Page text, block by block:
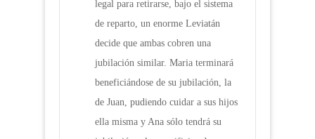
legal para retirarse, bajo el sistema
de reparto, un enorme Leviatán
decide que ambas cobren una
jubilación similar. Maria terminará
beneficiándose de su jubilación, la
de Juan, pudiendo cuidar a sus hijos
ella misma y Ana sólo tendrá su